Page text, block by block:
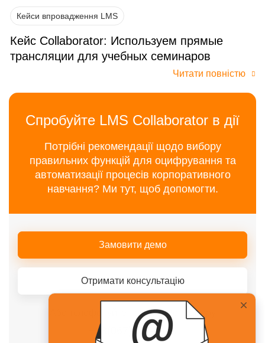
Кейси впровадження LMS
Кейс Collaborator: Используем прямые
трансляции для учебных семинаров
Читати повністю
Спробуйте LMS Collaborator в дії
Потрібні рекомендації щодо вибору
правильних функцій для оцифрування та
автоматизації процесів корпоративного
навчання? Ми тут, щоб допомогти.
Замовити демо
Отримати консультацію
Або телефонуйте нашому менеджеру
+38(067)217-0440